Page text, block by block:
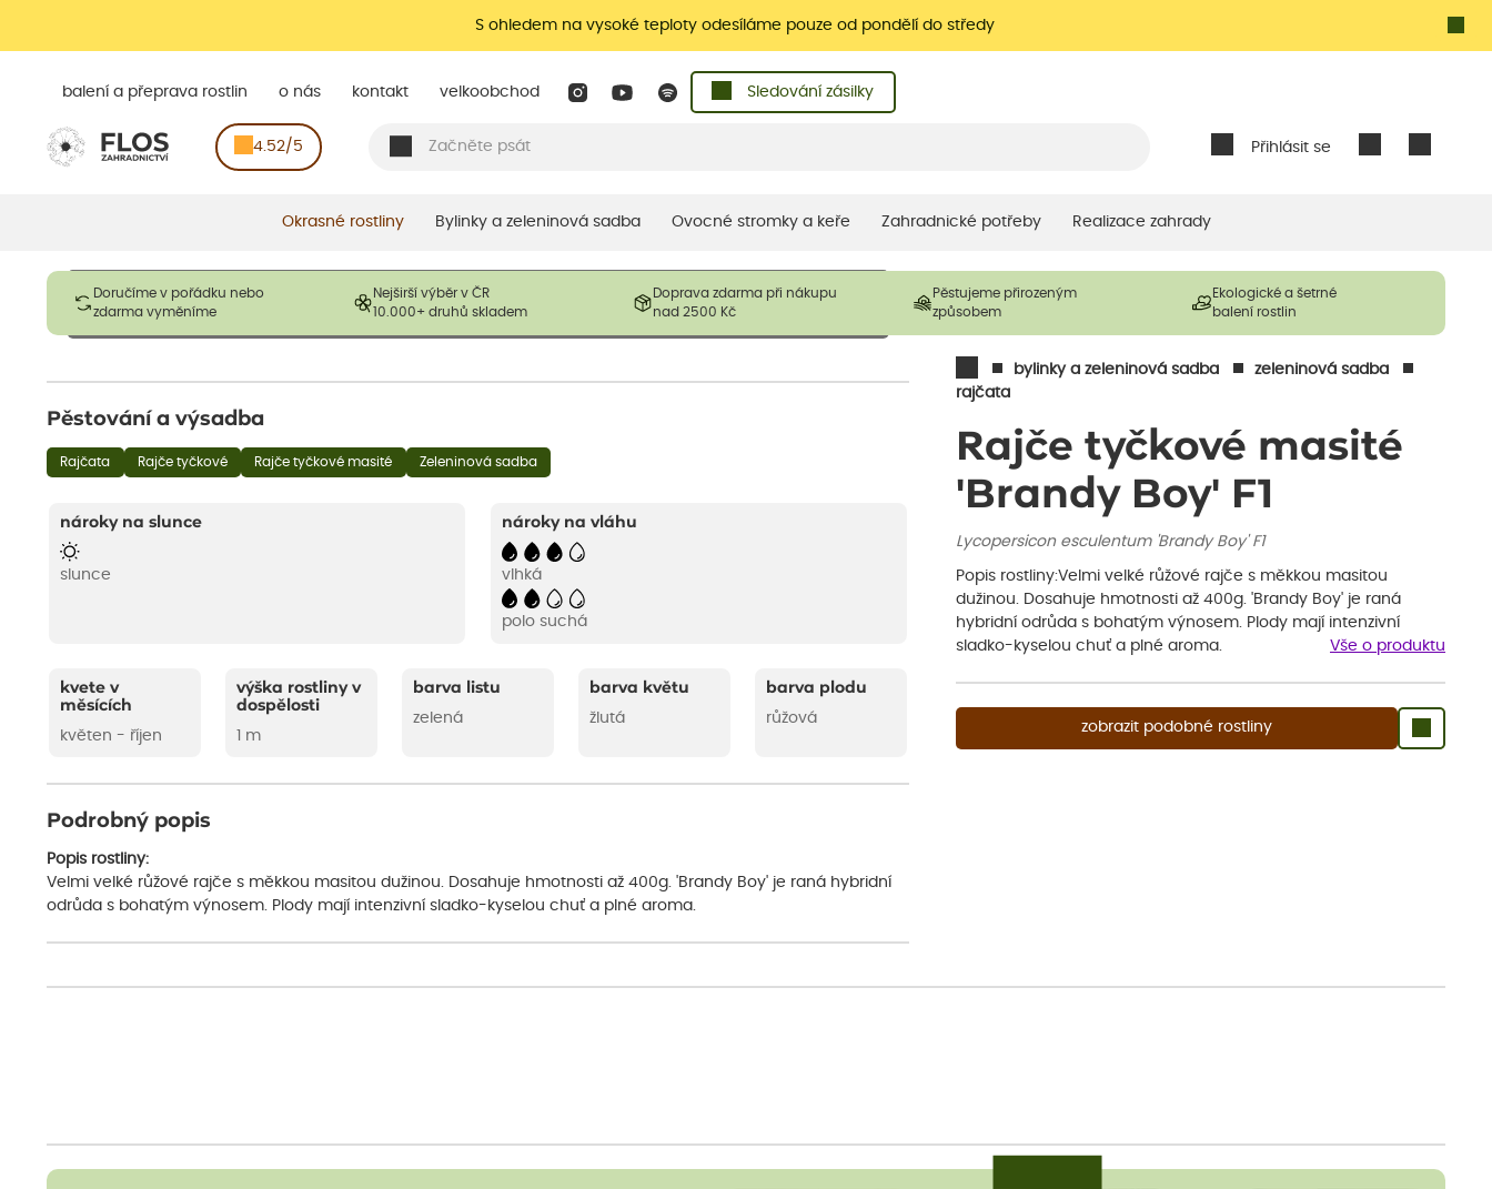
S ohledem na vysoké teploty odesíláme pouze od pondělí do středy
Přihlásit se
balení a přeprava rostlin o nás kontakt velkoobchod Sledování zásilky
4.52/5
Okrasné rostliny Bylinky a zeleninová sadba Ovocné stromky a keře Zahradnické potřeby Realizace zahrady
Doručíme v pořádku nebo
zdarma vyměníme
Nejširší výběr v ČR
10.000+ druhů skladem
Doprava zdarma při nákupu
nad 2500 Kč
Pěstujeme přirozeným
způsobem
Ekologické a šetrné
balení rostlin
bylinky a zeleninová sadba
zeleninová sadba
rajčata
Rajče tyčkové masité
'Brandy Boy' F1
Lycopersicon esculentum 'Brandy Boy' F1
Popis rostliny:Velmi velké růžové rajče s měkkou masitou
dužinou. Dosahuje hmotnosti až 400g. 'Brandy Boy' je raná
hybridní odrůda s bohatým výnosem. Plody mají intenzivní
sladko-kyselou chuť a plné aroma.
Vše o produktu
zobrazit podobné rostliny
Obrázky slouží pouze pro ilustrační účely a mají reprezentovat prodávané produkty. V závislosti na sezónnosti mohou být
opadavé rostliny dodávány v dormantním stavu a bez listů. Rostliny mohou být také sestřiženy níže, než je uvedená
Pěstování a výsadba
Rajčata Rajče tyčkové Rajče tyčkové masité Zeleninová sadba
nároky na slunce
slunce
nároky na vláhu
vlhká
polo suchá
kvete v
měsících
květen - říjen
výška rostliny v
dospělosti
1 m
barva listu
zelená
barva květu
žlutá
barva plodu
růžová
Podrobný popis
Popis rostliny:
Velmi velké růžové rajče s měkkou masitou dužinou. Dosahuje hmotnosti až 400g. 'Brandy Boy' je raná hybridní
odrůda s bohatým výnosem. Plody mají intenzivní sladko-kyselou chuť a plné aroma.